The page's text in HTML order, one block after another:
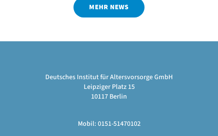
MEHR NEWS
Deutsches Institut für Altersvorsorge GmbH
Leipziger Platz 15
10117 Berlin
Mobil: 0151-51470102